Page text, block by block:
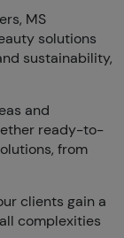
MS
solutions
sustainability,
and
ready-to-
from
clients gain a
complexities